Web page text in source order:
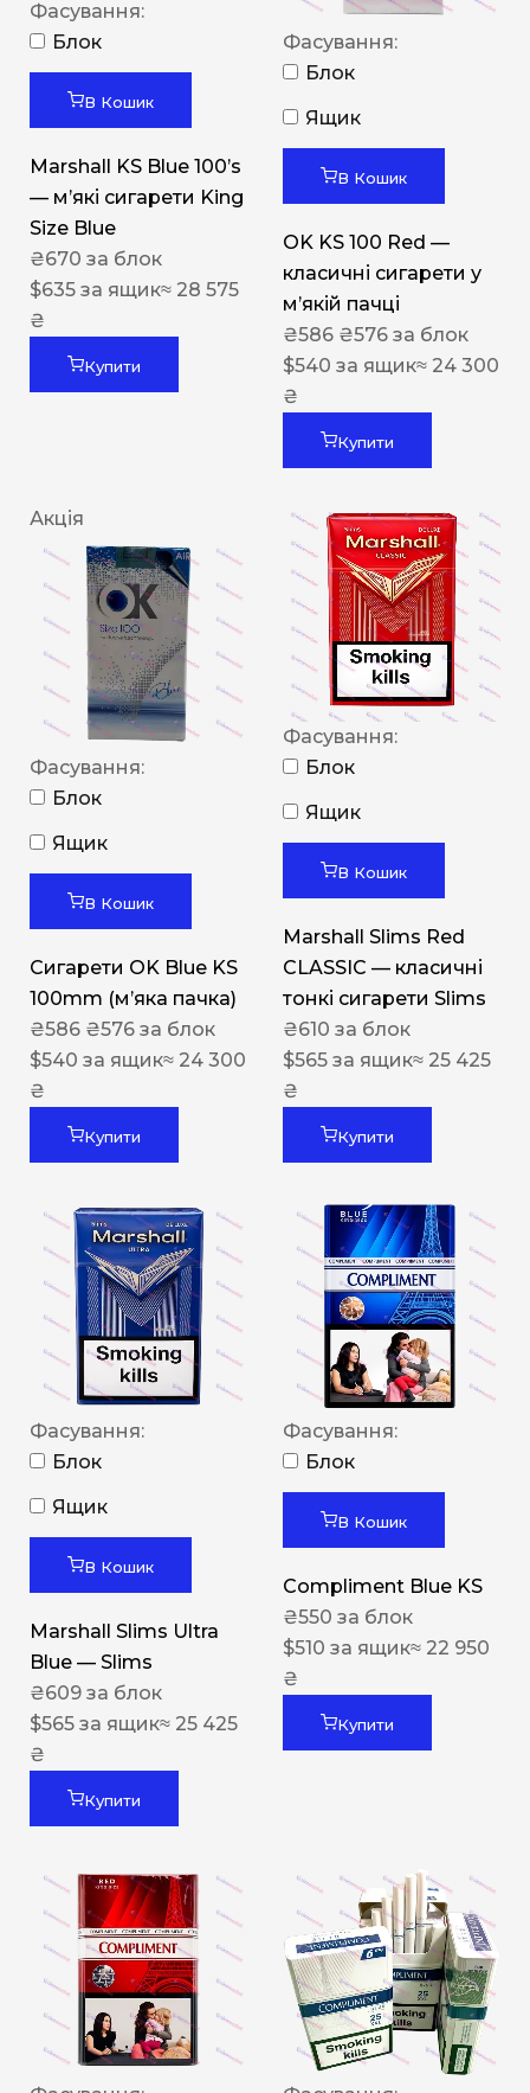
Фасування:
Блок
В Кошик
Marshall KS Blue 100’s
— м’які сигарети King
Size Blue
₴670 за блок
$635 за ящик≈ 28 575
₴
Купити
Фасування:
Блок
Ящик
В Кошик
OK KS 100 Red —
класичні сигарети у
м’якій пачці
₴586 ₴576 за блок
$540 за ящик≈ 24 300
₴
Купити
Акція
Фасування:
Блок
Ящик
В Кошик
Сигарети OK Blue KS
100mm (м’яка пачка)
₴586 ₴576 за блок
$540 за ящик≈ 24 300
₴
Купити
Фасування:
Блок
Ящик
В Кошик
Marshall Slims Red
CLASSIC — класичні
тонкі сигарети Slims
₴610 за блок
$565 за ящик≈ 25 425
₴
Купити
Фасування:
Блок
Ящик
В Кошик
Marshall Slims Ultra
Blue — Slims
₴609 за блок
$565 за ящик≈ 25 425
₴
Купити
Фасування:
Блок
В Кошик
Compliment Blue KS
₴550 за блок
$510 за ящик≈ 22 950
₴
Купити